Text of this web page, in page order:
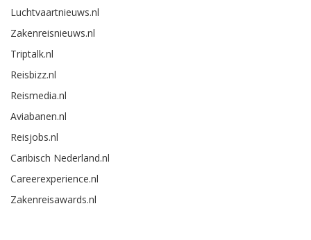
Luchtvaartnieuws.nl
Zakenreisnieuws.nl
Triptalk.nl
Reisbizz.nl
Reismedia.nl
Aviabanen.nl
Reisjobs.nl
Caribisch Nederland.nl
Careerexperience.nl
Zakenreisawards.nl